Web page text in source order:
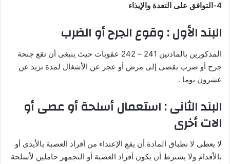
4-التوافق على التعدة والإيذاء
البند الأول : وقوع الجرح أو الضرب
المذكورين بالمادتين 241 – 242 عقوبات حيث ينبغى أن تقع جنحة
جرح أو ضرب يقضى إلى مرض أو عجز عن الأشغال لمدة تزيد عن
عشرون يوما .
البند الثانى : استعمال أسلحة أو عصى أو
الات أخرى
لا يعطى لا نطباق المادة أن يقع الإعتداء من أفراد العصبة بالأيدى أو
بالأقدام ولا يشترط أن يكون أفراد العصبة أو التجمهر حاملين لأسلحة